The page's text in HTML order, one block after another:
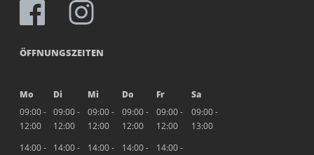
ÖFFNUNGSZEITEN
Mo Di Mi Do Fr
Sa
09:00 -
12:00
09:00 -
12:00
09:00 -
12:00
09:00 -
12:00
09:00 -
12:00
09:00 -
13:00
14:00 -
14:00 -
14:00 -
14:00 -
14:00 -